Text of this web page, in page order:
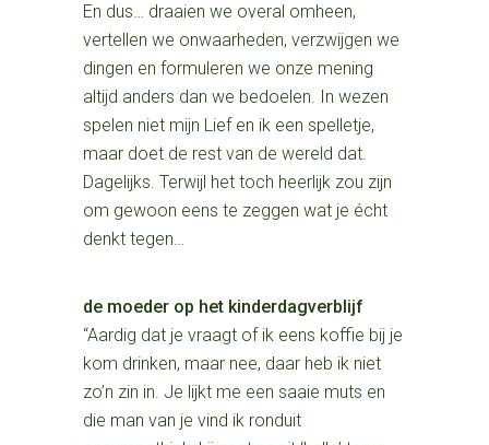
En dus… draaien we overal omheen,
vertellen we onwaarheden, verzwijgen we
dingen en formuleren we onze mening
altijd anders dan we bedoelen. In wezen
spelen niet mijn Lief en ik een spelletje,
maar doet de rest van de wereld dat.
Dagelijks. Terwijl het toch heerlijk zou zijn
om gewoon eens te zeggen wat je écht
denkt tegen…
de moeder op het kinderdagverblijf
“Aardig dat je vraagt of ik eens koffie bij je
kom drinken, maar nee, daar heb ik niet
zo’n zin in. Je lijkt me een saaie muts en
die man van je vind ik ronduit